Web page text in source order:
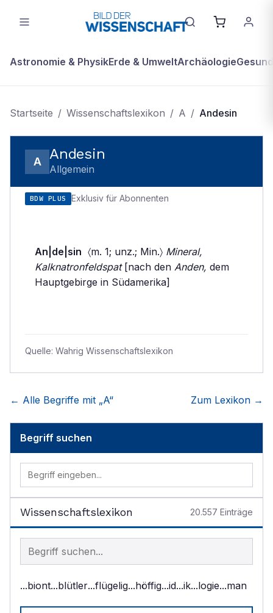
Astronomie & PhysikErde & UmweltArchäologie
Startseite / Wissenschaftslexikon / A / Andesin
A Andesin
Allgemein
BDW PLUS Exklusiv für Abonnenten
An|de|sin 〈m. 1; unz.; Min.〉 Mineral,
Kalknatronfeldspat[nach den Anden, dem
Hauptgebirge in Südamerika]
Quelle: Wahrig Wissenschaftslexikon
← Alle Begriffe mit „A“ Zum Lexikon →
Begriff suchen
Wissenschaftslexikon 20.557 Einträge
Begriff im Lexikon suchen
...biont...blütler...flügelig...höffig...id...ik...logie...man